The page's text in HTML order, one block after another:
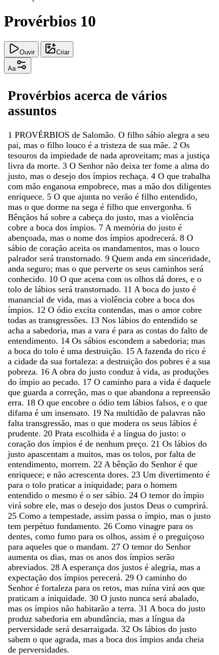
Provérbios 10
Ouvir Criar
Aa
Provérbios acerca de vários
assuntos
1 PROVÉRBIOS de Salomão. O filho sábio alegra a seu
pai, mas o filho louco é a tristeza de sua mãe. 2 Os
tesouros da impiedade de nada aproveitam; mas a justiça
livra da morte. 3 O Senhor não deixa ter fome a alma do
justo, mas o desejo dos ímpios rechaça. 4 O que trabalha
com mão enganosa empobrece, mas a mão dos diligentes
enriquece. 5 O que ajunta no verão é filho entendido,
mas o que dorme na sega é filho que envergonha. 6
Bênçãos há sobre a cabeça do justo, mas a violência
cobre a boca dos ímpios. 7 A memória do justo é
abençoada, mas o nome dos ímpios apodrecerá. 8 O
sábio de coração aceita os mandamentos, mas o louco
palrador será transtornado. 9 Quem anda em sinceridade,
anda seguro; mas o que perverte os seus caminhos será
conhecido. 10 O que acena com os olhos dá dores, e o
tolo de lábios será transtornado. 11 A boca do justo é
manancial de vida, mas a violência cobre a boca dos
ímpios. 12 O ódio excita contendas, mas o amor cobre
todas as transgressões. 13 Nos lábios do entendido se
acha a sabedoria, mas a vara é para as costas do falto de
entendimento. 14 Os sábios escondem a sabedoria; mas
a boca do tolo é uma destruição. 15 A fazenda do rico é
a cidade da sua fortaleza: a destruição dos pobres é a sua
pobreza. 16 A obra do justo conduz à vida, as produções
do ímpio ao pecado. 17 O caminho para a vida é daquele
que guarda a correção, mas o que abandona a repreensão
erra. 18 O que encobre o ódio tem lábios falsos, e o que
difama é um insensato. 19 Na multidão de palavras não
falta transgressão, mas o que modera os seus lábios é
prudente. 20 Prata escolhida é a língua do justo: o
coração dos ímpios é de nenhum preço. 21 Os lábios do
justo apascentam a muitos, mas os tolos, por falta de
entendimento, morrem. 22 A bênção do Senhor é que
enriquece; e não acrescenta dores. 23 Um divertimento é
para o tolo praticar a iniquidade; para o homem
entendido o mesmo é o ser sábio. 24 O temor do ímpio
virá sobre ele, mas o desejo dos justos Deus o cumprirá.
25 Como a tempestade, assim passa o ímpio, mas o justo
tem perpétuo fundamento. 26 Como vinagre para os
dentes, como fumo para os olhos, assim é o preguiçoso
para aqueles que o mandam. 27 O temor do Senhor
aumenta os dias, mas os anos dos ímpios serão
abreviados. 28 A esperança dos justos é alegria, mas a
expectação dos ímpios perecerá. 29 O caminho do
Senhor é fortaleza para os retos, mas ruína virá aos que
praticam a iniquidade. 30 O justo nunca será abalado,
mas os ímpios não habitarão a terra. 31 A boca do justo
produz sabedoria em abundância, mas a língua da
perversidade será desarraigada. 32 Os lábios do justo
sabem o que agrada, mas a boca dos ímpios anda cheia
de perversidades.